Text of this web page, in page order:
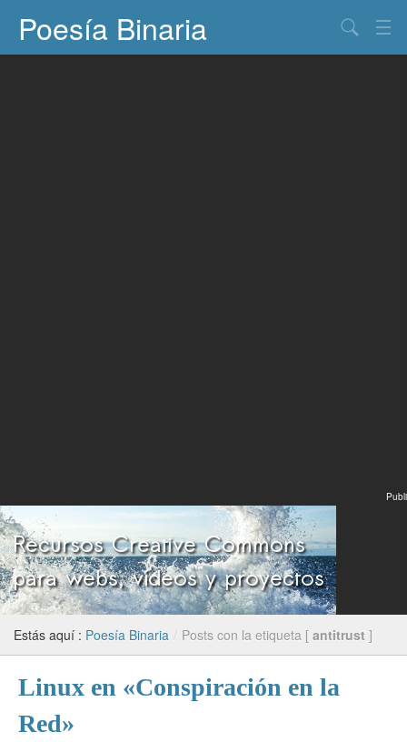
Poesía Binaria
Publi
Estás aquí : Poesía Binaria / Posts con la etiqueta [ antitrust ]
Linux en «Conspiración en la
Red»